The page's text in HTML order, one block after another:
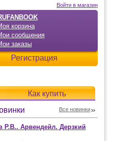
корзина
сообщения
заказы
Регистрация
Войти в магазин
Как купить
Все новинки
Р.В.. Арвендейл. Дерзкий